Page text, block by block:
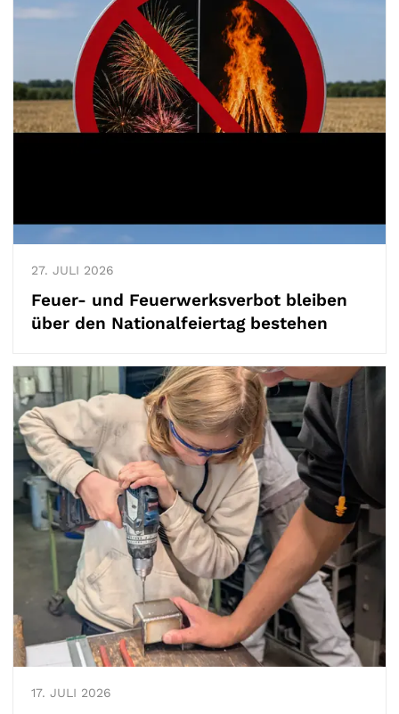
27. JULI 2026
Feuer- und Feuerwerksverbot bleiben
über den Nationalfeiertag bestehen
17. JULI 2026